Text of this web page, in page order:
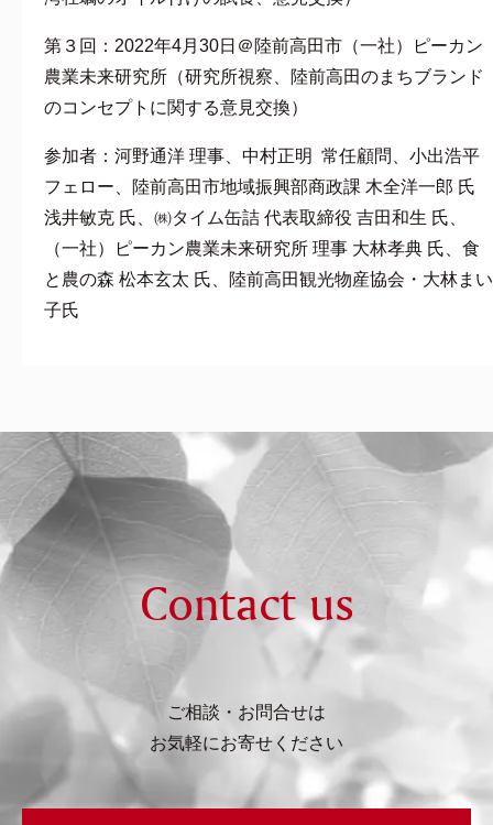
第３回：2022年4月30日＠陸前高田市（一社）ピーカン
農業未来研究所（研究所視察、陸前高田のまちブランド
のコンセプトに関する意見交換）
参加者：河野通洋 理事、中村正明 常任顧問、小出浩平
フェロー、陸前高田市地域振興部商政課 木全洋一郎 氏
浅井敏克 氏、㈱タイム缶詰 代表取締役 吉田和生 氏、
（一社）ピーカン農業未来研究所 理事 大林孝典 氏、食
と農の森 松本玄太 氏、陸前高田観光物産協会・大林まい
子氏
Contact us
ご相談・お問合せは
お気軽にお寄せください